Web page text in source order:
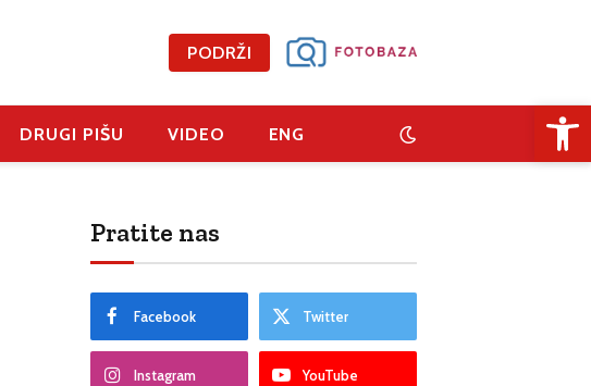
PODRŽI
DRUGI PIŠU VIDEO ENG
Pratite nas
Facebook Twitter
Instagram YouTube